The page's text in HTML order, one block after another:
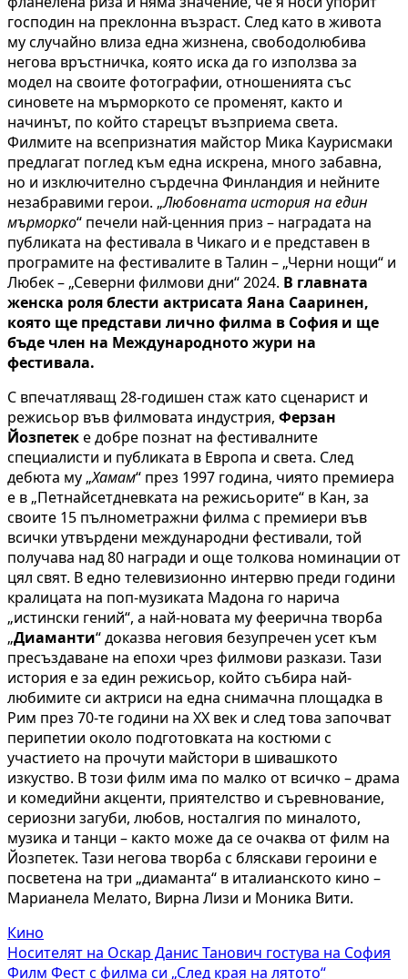
господин на преклонна възраст. След като в живота
му случайно влиза една жизнена, свободолюбива
негова връстничка, която иска да го използва за
модел на своите фотографии, отношенията със
синовете на мърморкото се променят, както и
начинът, по който старецът възприема света.
Филмите на всепризнатия майстор Мика Каурисмаки
предлагат поглед към една искрена, много забавна,
но и изключително сърдечна Финландия и нейните
незабравими герои. „Любовната история на един
мърморко“ печели най-ценния приз – наградата на
публиката на фестивала в Чикаго и е представен в
програмите на фестивалите в Талин – „Черни нощи“ и
Любек – „Северни филмови дни“ 2024. В главната
женска роля блести актрисата Яана Сааринен,
която ще представи лично филма в София и ще
бъде член на Международното жури на
фестивала.
С впечатляващ 28-годишен стаж като сценарист и
режисьор във филмовата индустрия, Ферзан
Йозпетеке добре познат на фестивалните
специалисти и публиката в Европа и света. След
дебюта му „Хамам“ през 1997 година, чиято премиера
е в „Петнайсетдневката на режисьорите“ в Кан, за
своите 15 пълнометражни филма с премиери във
всички утвърдени международни фестивали, той
получава над 80 награди и още толкова номинации от
цял свят. В едно телевизионно интервю преди години
кралицата на поп-музиката Мадона го нарича
„истински гений“, а най-новата му феерична творба
„Диаманти“ доказва неговия безупречен усет към
пресъздаване на епохи чрез филмови разкази. Тази
история е за един режисьор, който събира най-
любимите си актриси на една снимачна площадка в
Рим през 70-те години на ХХ век и след това започват
перипетии около подготовката на костюми с
участието на прочути майстори в шивашкото
изкуство. В този филм има по малко от всичко – драма
и комедийни акценти, приятелство и съревнование,
сериозни загуби, любов, носталгия по миналото,
музика и танци – както може да се очаква от филм на
Йозпетек. Тази негова творба с бляскави героини е
посветена на три „диаманта“ в италианското кино –
Марианела Мелато, Вирна Лизи и Моника Вити.
Кино
Навигация
Носителят на Оскар Данис Танович гостува на София
Филм Фест с филма си „След края на лятото“